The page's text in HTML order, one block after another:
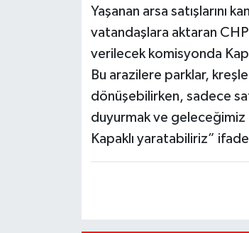
Yaşanan arsa satışlarını
vatandaşlara aktaran
verilecek komisyonda
Bu arazilere parklar,
dönüşebilirken, sadece
duyurmak ve
Kapaklı yaratabiliriz”